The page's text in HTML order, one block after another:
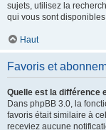
sujets, utilisez la
qui vous sont
Haut
Favoris et
Quelle est la différence
Dans phpBB 3.0, la
favoris était similaire à
receviez aucune